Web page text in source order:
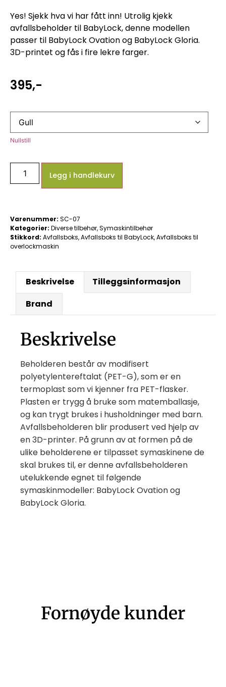
Yes! Sjekk hva vi har fått inn! Utrolig kjekk
avfallsbeholder til BabyLock, denne modellen
passer til BabyLock Ovation og BabyLock Gloria.
3D-printet og fås i fire lekre farger.
395,-
Nullstill
Legg i handlekurv
Varenummer: SC-07
Kategorier: Diverse tilbehør,Symaskintilbehør
Stikkord: Avfallsboks,Avfallsboks til BabyLock,Avfallsboks til
overlockmaskin
Beskrivelse
Tilleggsinformasjon
Brand
Beskrivelse
Beholderen består av modifisert
polyetylentereftalat (PET-G), som er en
termoplast som vi kjenner fra PET-flasker.
Plasten er trygg å bruke som matemballasje,
og kan trygt brukes i husholdninger med barn.
Avfallsbeholderen blir produsert ved hjelp av
en 3D-printer. På grunn av at formen på de
ulike beholderene er tilpasset symaskinene de
skal brukes til, er denne avfallsbeholderen
utelukkende egnet til følgende
symaskinmodeller: BabyLock Ovation og
BabyLock Gloria.
Fornøyde kunder